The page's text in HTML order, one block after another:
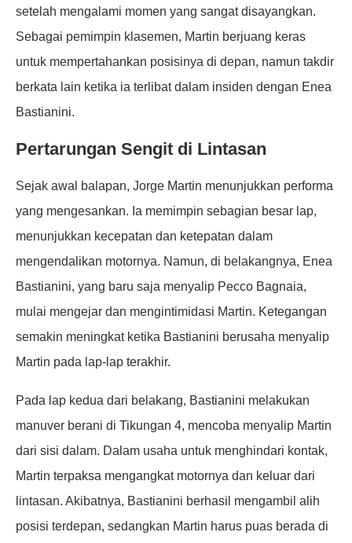
setelah mengalami momen yang sangat disayangkan.
Sebagai pemimpin klasemen, Martin berjuang keras
untuk mempertahankan posisinya di depan, namun takdir
berkata lain ketika ia terlibat dalam insiden dengan Enea
Bastianini.
Pertarungan Sengit di Lintasan
Sejak awal balapan, Jorge Martin menunjukkan performa
yang mengesankan. Ia memimpin sebagian besar lap,
menunjukkan kecepatan dan ketepatan dalam
mengendalikan motornya. Namun, di belakangnya, Enea
Bastianini, yang baru saja menyalip Pecco Bagnaia,
mulai mengejar dan mengintimidasi Martin. Ketegangan
semakin meningkat ketika Bastianini berusaha menyalip
Martin pada lap-lap terakhir.
Pada lap kedua dari belakang, Bastianini melakukan
manuver berani di Tikungan 4, mencoba menyalip Martin
dari sisi dalam. Dalam usaha untuk menghindari kontak,
Martin terpaksa mengangkat motornya dan keluar dari
lintasan. Akibatnya, Bastianini berhasil mengambil alih
posisi terdepan, sedangkan Martin harus puas berada di